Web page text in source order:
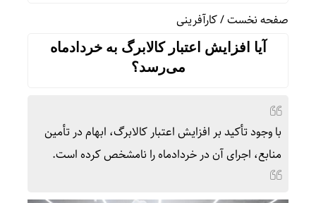
صفحه نخست/کارآفرینی
آیا افزایش اعتبار کالابرگ به خردادماه
می‌رسد؟
با وجود تأکید بر افزایش اعتبار کالابرگ، ابهام در تأمین
منابع، اجرای آن در خردادماه را نامشخص کرده است.